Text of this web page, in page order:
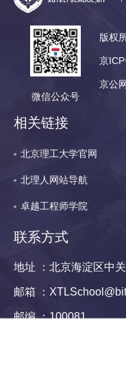
微信公众号
版权
京
京公
相关链接
北京理工大学官网
北理人网站导航
卓越工程师学院
联系方式
地址 ：北京海淀区中
邮箱 ：
邮编 ：100081